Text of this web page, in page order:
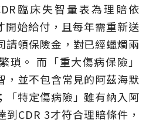
臨床失智量表為理賠依
開始給付，且每年需重新送
請領保險金，對已經蠟燭兩
瑣。 而「重大傷病保險」
，並不包含常見的阿茲海默
「特定傷病險」雖有納入阿
CDR 3才符合理賠條件，